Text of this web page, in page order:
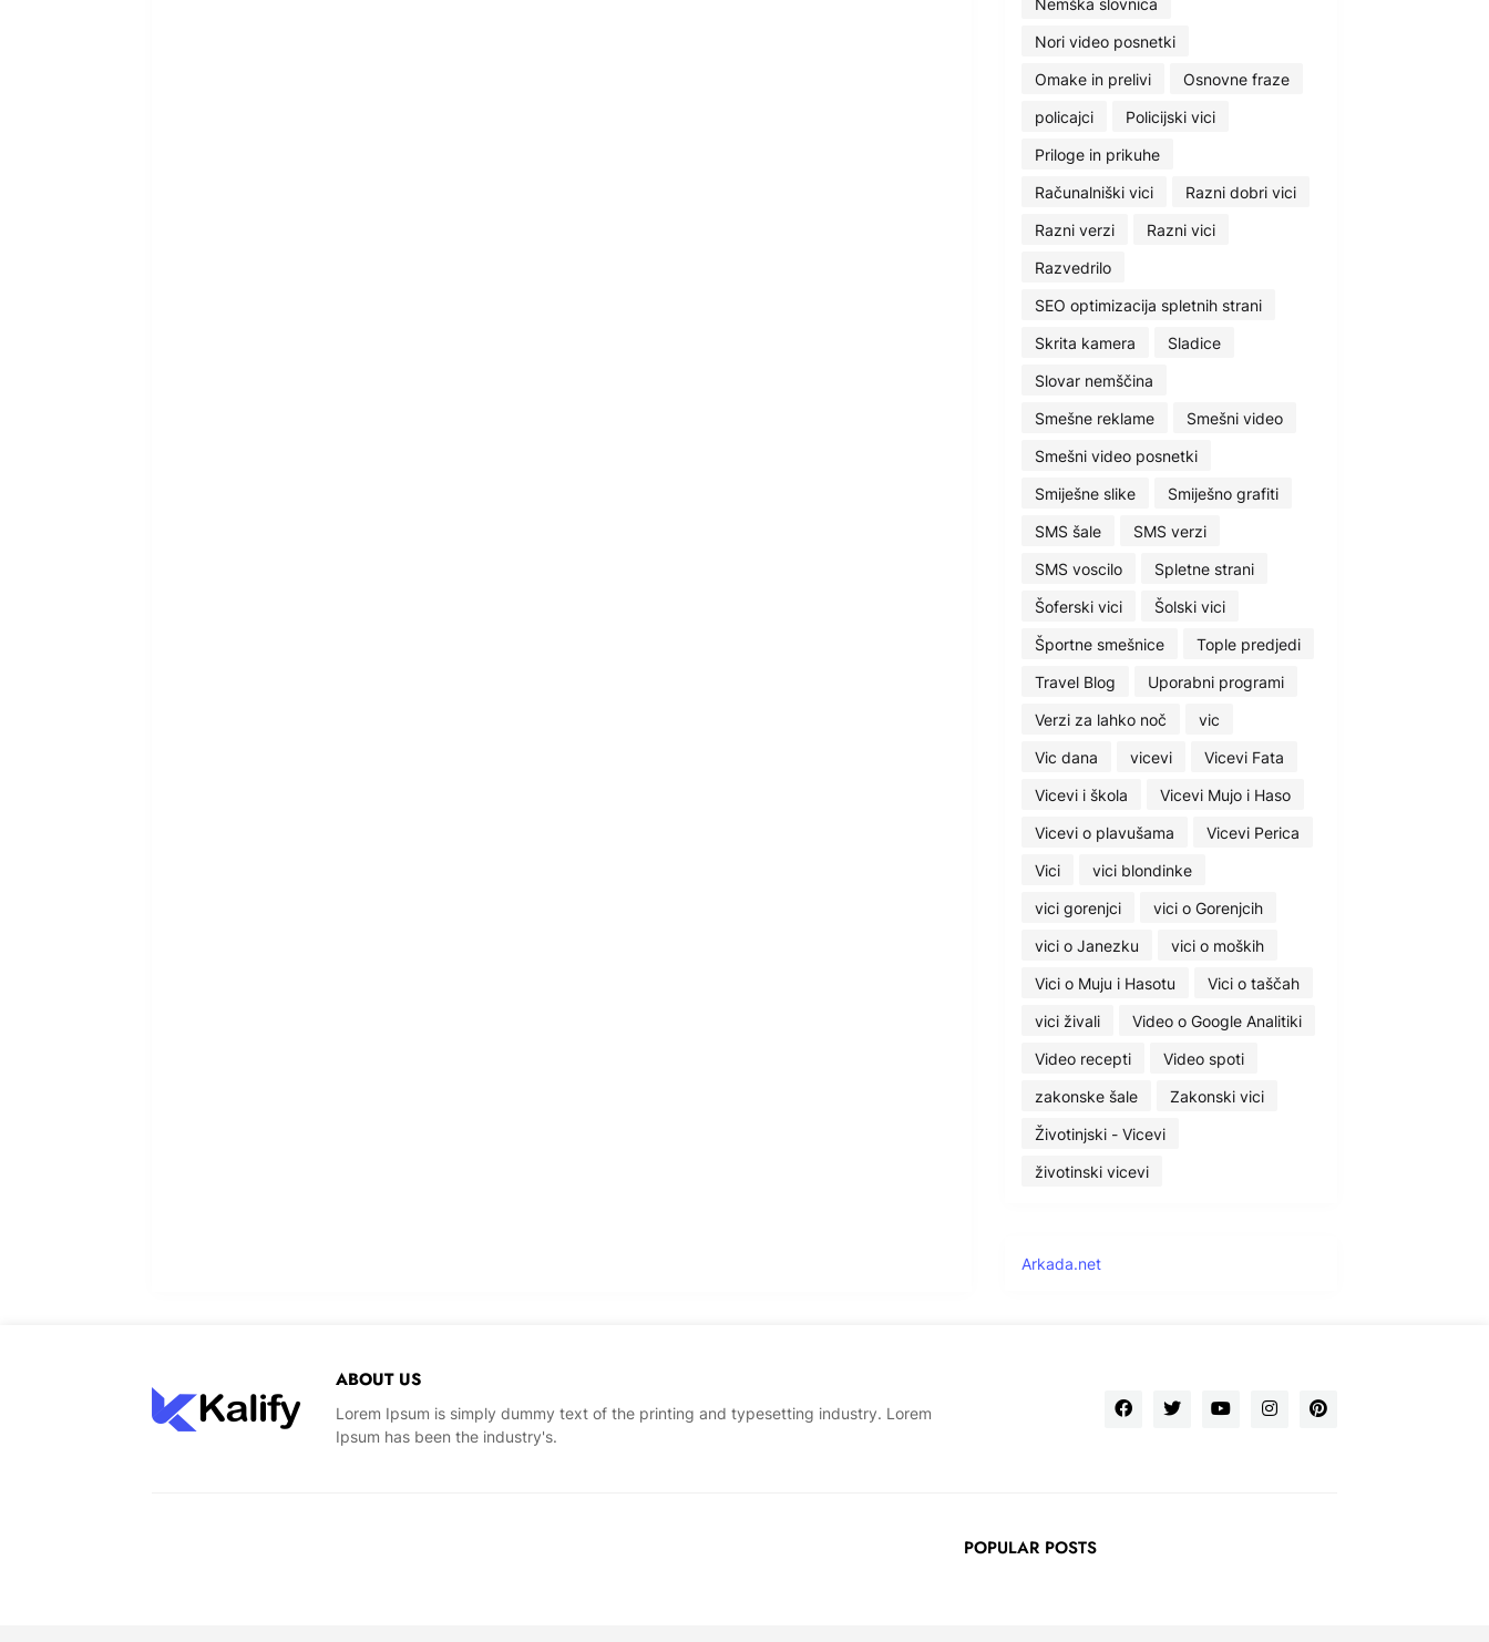
Nori video posnetki
Omake in prelivi
Osnovne fraze
policajci
Policijski vici
Priloge in prikuhe
Računalniški vici
Razni dobri vici
Razni verzi
Razni vici
Razvedrilo
SEO optimizacija spletnih strani
Skrita kamera
Sladice
Slovar nemščina
Smešne reklame
Smešni video
Smešni video posnetki
Smiješne slike
Smiješno grafiti
SMS šale
SMS verzi
SMS voscilo
Spletne strani
Šoferski vici
Šolski vici
Športne smešnice
Tople predjedi
Travel Blog
Uporabni programi
Verzi za lahko noč
vic
Vic dana
vicevi
Vicevi Fata
Vicevi i škola
Vicevi Mujo i Haso
Vicevi o plavušama
Vicevi Perica
Vici
vici blondinke
vici gorenjci
vici o Gorenjcih
vici o Janezku
vici o moških
Vici o Muju i Hasotu
Vici o taščah
vici živali
Video o Google Analitiki
Video recepti
Video spoti
zakonske šale
Zakonski vici
Životinjski - Vicevi
životinski vicevi
Arkada.net
ABOUT US
Lorem Ipsum is simply dummy text of the printing and typesetting industry. Lorem
Ipsum has been the industry's.
POPULAR POSTS